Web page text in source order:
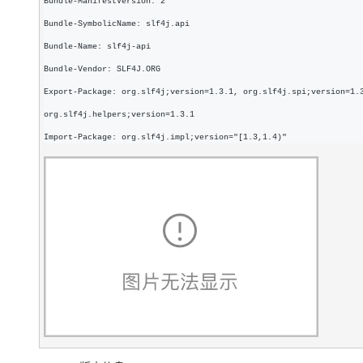
Bundle-SymbolicName: slf4j.api
Bundle-Name: slf4j-api
Bundle-Vendor: SLF4J.ORG
Export-Package: org.slf4j;version=1.3.1,
org.slf4j.helpers;version=1.3.1
Import-Package: org.slf4j.impl;version="[1.3,1.4)"